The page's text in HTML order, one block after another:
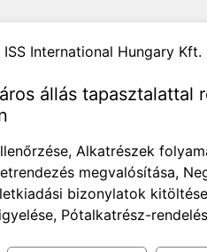
ISS International Hungary Kft.
állás tapasztalattal
Alkatrészek
megvalósítása,
bizonylatok
Pótalkatrész-